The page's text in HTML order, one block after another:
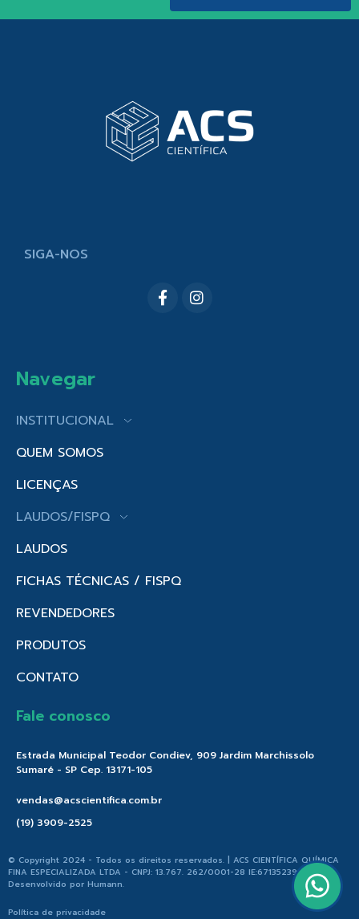
SIGA-NOS
Navegar
INSTITUCIONAL
QUEM SOMOS
LICENÇAS
LAUDOS/FISPQ
LAUDOS
FICHAS TÉCNICAS / FISPQ
REVENDEDORES
PRODUTOS
CONTATO
Fale conosco
Estrada Municipal Teodor Condiev, 909 Jardim Marchissolo
Sumaré - SP Cep. 13171-105
vendas@acscientifica.com.br
(19) 3909-2525
© Copyright 2024 - Todos os direitos reservados. | ACS CIENTÍFICA QUÍMICA
FINA ESPECIALIZADA LTDA - CNPJ: 13.767. 262/0001-28 IE:671352396.176 |
Desenvolvido por Humann.
Política de privacidade